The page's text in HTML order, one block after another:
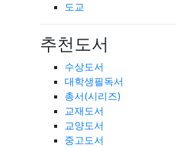
도교
추천도서
수상도서
대학생필독서
총서(시리즈)
교재도서
교양도서
중고도서